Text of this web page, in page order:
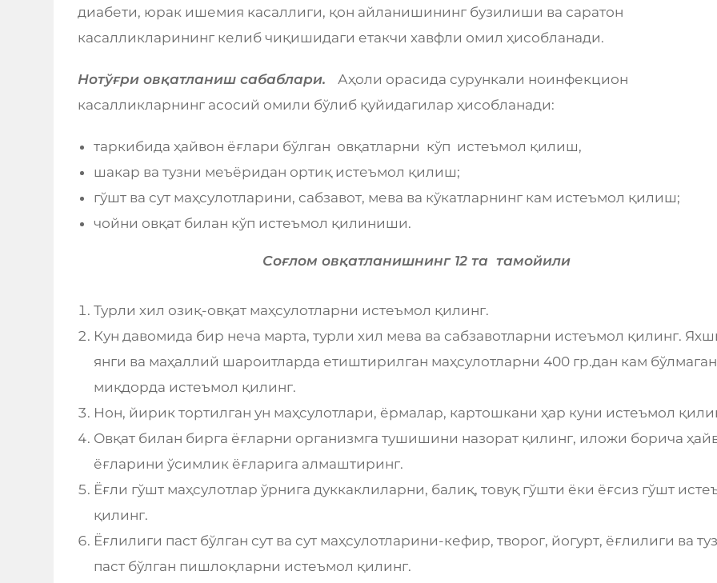
диабети, юрак ишемия касаллиги, қон айланишининг бузилиши ва саратон
касалликларининг келиб чиқишидаги етакчи хавфли омил ҳисобланади.
Нотўғри овқатланиш сабаблари. Аҳоли орасида сурункали ноинфекцион
касалликларнинг асосий омили бўлиб қуйидагилар ҳисобланади:
таркибида ҳайвон ёғлари бўлган овқатларни кўп истеъмол қилиш,
шакар ва тузни меъёридан ортиқ истеъмол қилиш;
гўшт ва сут маҳсулотларини, сабзавот, мева ва кўкатларнинг кам истеъмол қилиш;
чойни овқат билан кўп истеъмол қилиниши.
Соғлом овқатланишнинг 12 та тамойили
Турли хил озиқ-овқат маҳсулотларни истеъмол қилинг.
Кун давомида бир неча марта, турли хил мева ва сабзавотларни истеъмол қилинг.
янги ва маҳаллий шароитларда етиштирилган маҳсулотларни 400 гр.дан кам бўлмаган
миқдорда истеъмол қилинг.
Нон, йирик тортилган ун маҳсулотлари, ёрмалар, картошкани ҳар куни истеъмол
Овқат билан бирга ёғларни организмга тушишини назорат қилинг, иложи борича
ёғларини ўсимлик ёғларига алмаштиринг.
Ёғли гўшт маҳсулотлар ўрнига дуккаклиларни, балиқ, товуқ гўшти ёки ёғсиз гўшт
қилинг.
Ёғлилиги паст бўлган сут ва сут маҳсулотларини-кефир, творог, йогурт, ёғлилиги ва
паст бўлган пишлоқларни истеъмол қилинг.